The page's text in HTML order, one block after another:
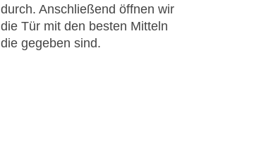
durch. Anschließend öffnen wir
die Tür mit den besten Mitteln
die gegeben sind.